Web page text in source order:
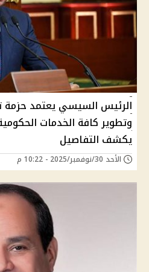
الرئيس السيسي يعتمد حزمة
وتطوير كافة الخدمات
يكشف التفاصيل
الأحد 30/نوفمبر/2025 - 10:22 م